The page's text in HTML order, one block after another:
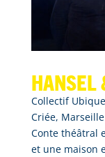
Hansel
Collectif
Criée,
Conte théâtral
et une maison